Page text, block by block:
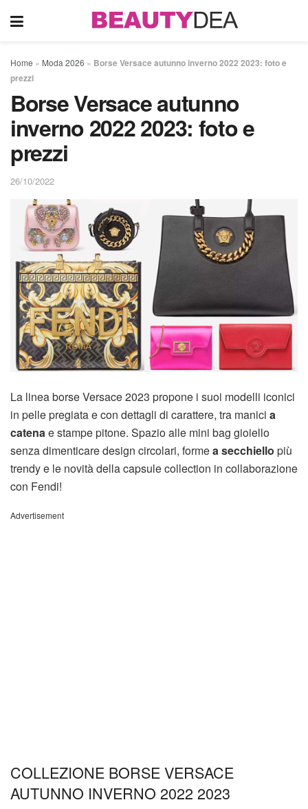
Home » Moda 2026 » Borse Versace autunno inverno 2022 2023: foto e
prezzi
Borse Versace autunno
inverno 2022 2023: foto e
prezzi
26/10/2022
La linea borse Versace 2023 propone i suoi modelli iconici
in pelle pregiata e con dettagli di carattere, tra manici a
catena e stampe pitone. Spazio alle mini bag gioiello
senza dimenticare design circolari, formea secchiello più
trendy e le novità della capsule collection in collaborazione
con Fendi!
Advertisement
COLLEZIONE BORSE VERSACE
AUTUNNO INVERNO 2022 2023